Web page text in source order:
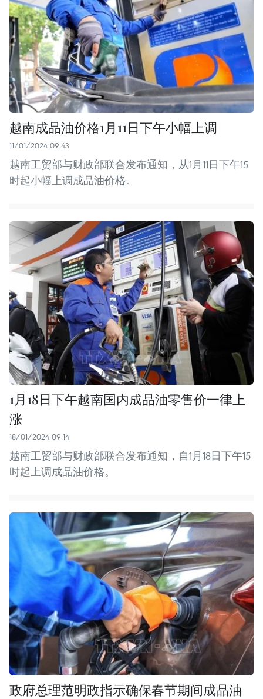
越南成品油价格1月11日下午小幅上调
11/01/2024 09:43
越南工贸部与财政部联合发布通知，从1月11日下午15
时起小幅上调成品油价格。
1月18日下午越南国内成品油零售价一律上
涨
18/01/2024 09:14
越南工贸部与财政部联合发布通知，自1月18日下午15
时起上调成品油价格。
政府总理范明政指示确保春节期间成品油